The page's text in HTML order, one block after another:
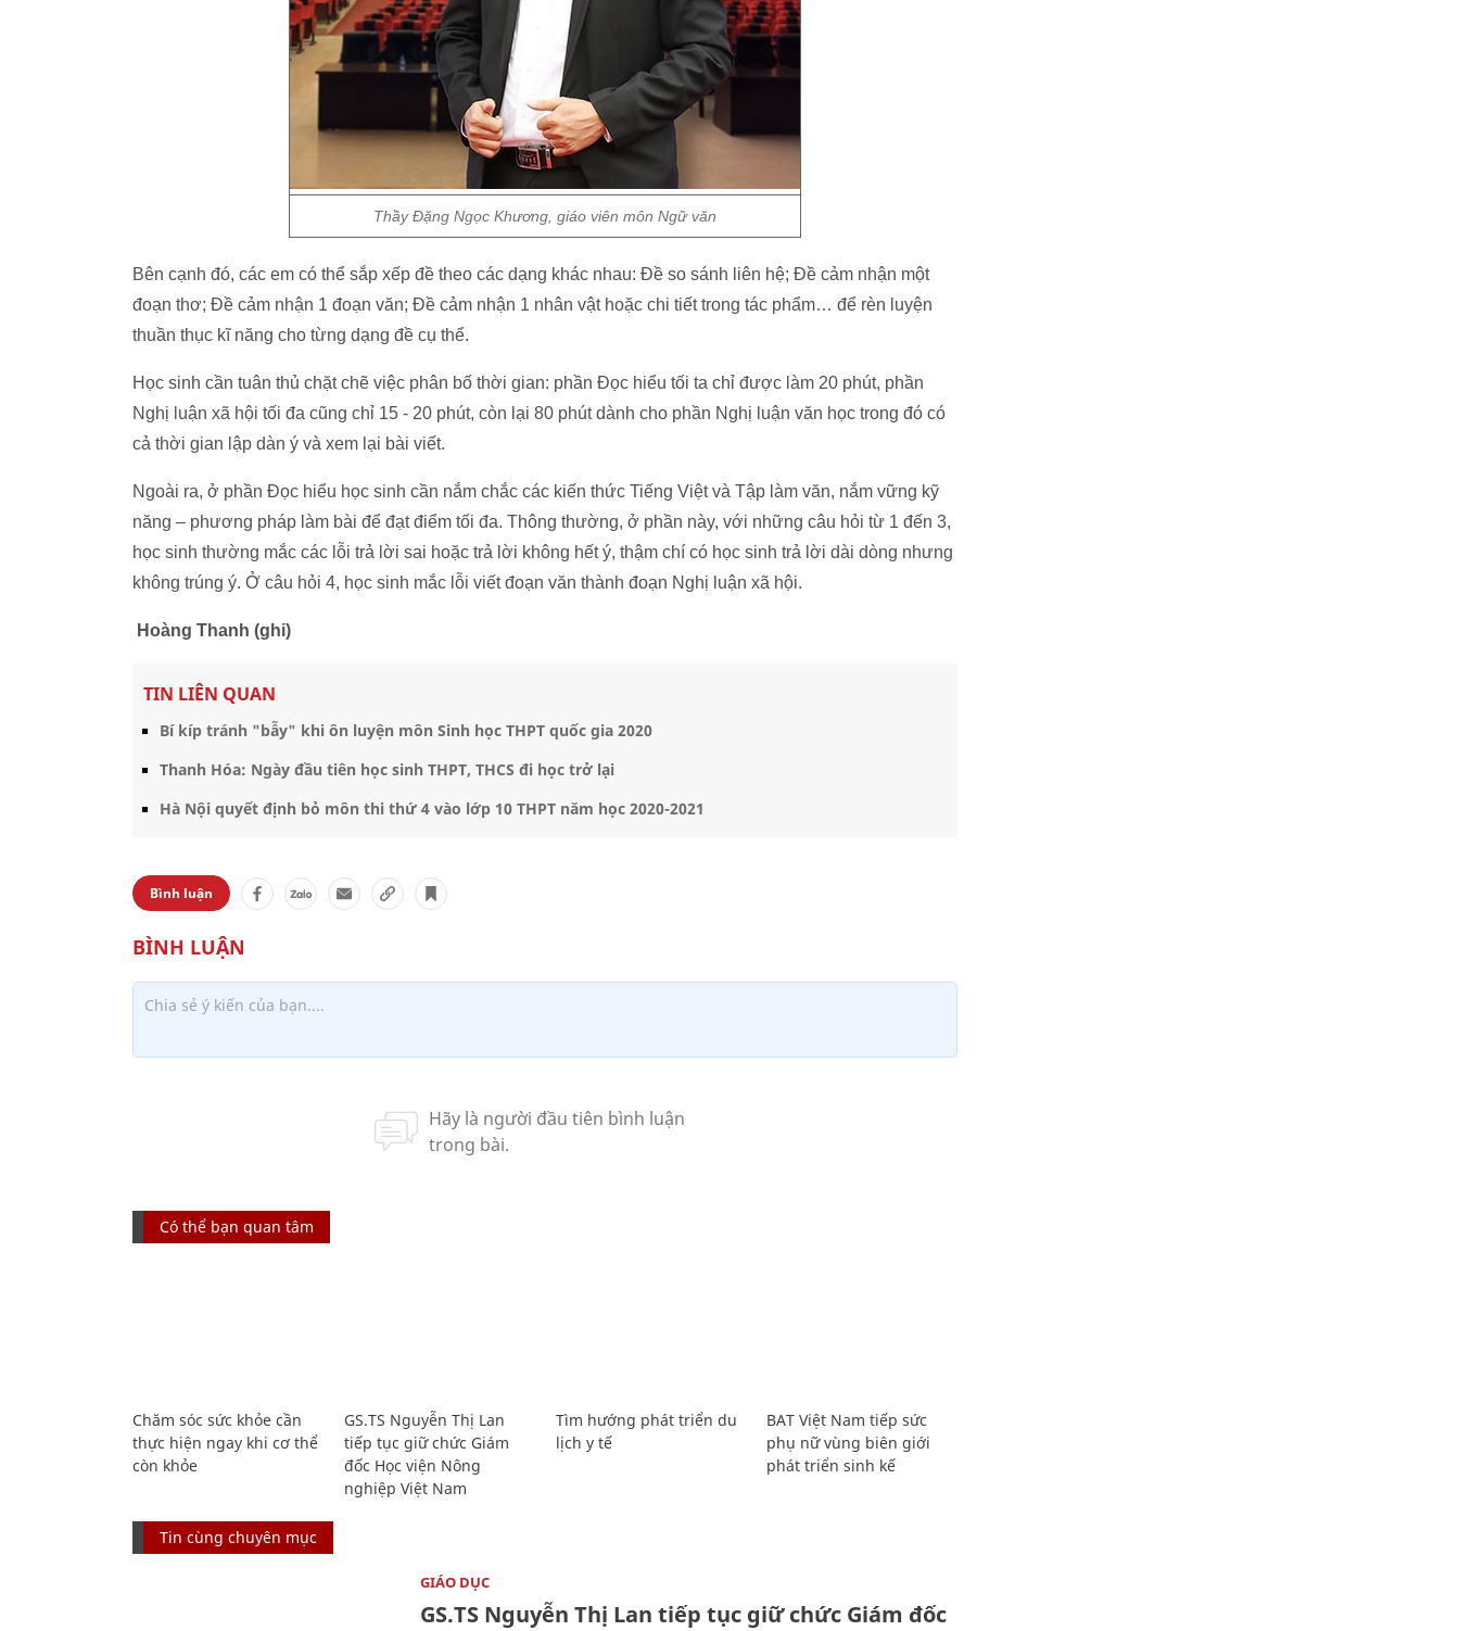
Thầy Đặng Ngọc Khương, giáo viên môn Ngữ văn
Bên cạnh đó, các em có thể sắp xếp đề theo các dạng khác nhau: Đề so sánh liên hệ; Đề cảm nhận một
đoạn thơ; Đề cảm nhận 1 đoạn văn; Đề cảm nhận 1 nhân vật hoặc chi tiết trong tác phẩm… để rèn luyện
thuần thục kĩ năng cho từng dạng đề cụ thể.
Học sinh cần tuân thủ chặt chẽ việc phân bố thời gian: phần Đọc hiểu tối ta chỉ được làm 20 phút, phần
Nghị luận xã hội tối đa cũng chỉ 15 - 20 phút, còn lại 80 phút dành cho phần Nghị luận văn học trong đó có
cả thời gian lập dàn ý và xem lại bài viết.
Ngoài ra, ở phần Đọc hiểu học sinh cần nắm chắc các kiến thức Tiếng Việt và Tập làm văn, nắm vững kỹ
năng – phương pháp làm bài để đạt điểm tối đa. Thông thường, ở phần này, với những câu hỏi từ 1 đến 3,
học sinh thường mắc các lỗi trả lời sai hoặc trả lời không hết ý, thậm chí có học sinh trả lời dài dòng nhưng
không trúng ý. Ở câu hỏi 4, học sinh mắc lỗi viết đoạn văn thành đoạn Nghị luận xã hội.
Hoàng Thanh (ghi)
TIN LIÊN QUAN
Bí kíp tránh "bẫy" khi ôn luyện môn Sinh học THPT quốc gia 2020
Thanh Hóa: Ngày đầu tiên học sinh THPT, THCS đi học trở lại
Hà Nội quyết định bỏ môn thi thứ 4 vào lớp 10 THPT năm học 2020-2021
Bình luận
Có thể bạn quan tâm
Chăm sóc sức khỏe cần
thực hiện ngay khi cơ thể
còn khỏe
GS.TS Nguyễn Thị Lan
tiếp tục giữ chức Giám
đốc Học viện Nông
nghiệp Việt Nam
Tìm hướng phát triển du
lịch y tế
BAT Việt Nam tiếp sức
phụ nữ vùng biên giới
phát triển sinh kế
Tin cùng chuyên mục
GIÁO DỤC
GS.TS Nguyễn Thị Lan tiếp tục giữ chức Giám đốc